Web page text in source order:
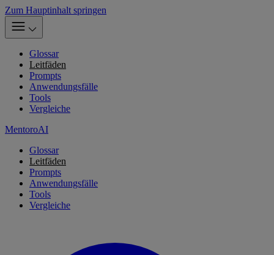
Zum Hauptinhalt springen
Glossar
Leitfäden
Prompts
Anwendungsfälle
Tools
Vergleiche
MentoroAI
Glossar
Leitfäden
Prompts
Anwendungsfälle
Tools
Vergleiche